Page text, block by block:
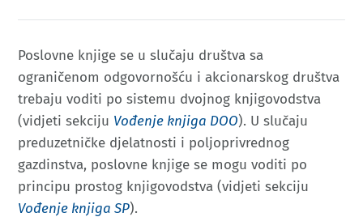
Poslovne knjige se u slučaju društva sa
ograničenom odgovornošću i akcionarskog društva
trebaju voditi po sistemu dvojnog knjigovodstva
(vidjeti sekciju Vođenje knjiga DOO). U slučaju
preduzetničke djelatnosti i poljoprivrednog
gazdinstva, poslovne knjige se mogu voditi po
principu prostog knjigovodstva (vidjeti sekciju
Vođenje knjiga SP).